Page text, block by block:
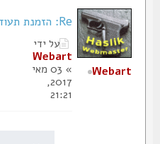
Re: הזמנת תעודות החבר של הסליק
על ידי
Webart
» 03 מאי
2017,
Webart